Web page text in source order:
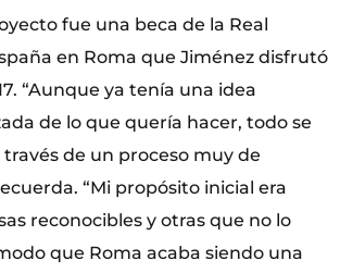
fue una beca de la Real
en Roma que Jiménez disfrutó
“Aunque ya tenía una idea
de lo que quería hacer, todo se
través de un proceso muy de
“Mi propósito inicial era
reconocibles y otras que no lo
que Roma acaba siendo una